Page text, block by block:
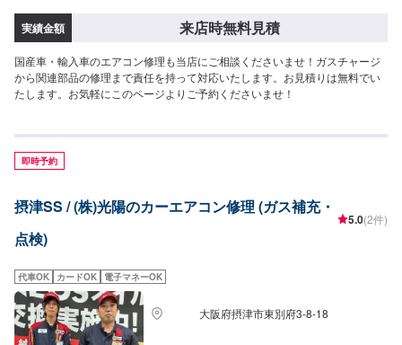
実績金額 来店時無料見積
国産車・輸入車のエアコン修理も当店にご相談くださいませ！ガスチャージ
から関連部品の修理まで責任を持って対応いたします。お見積りは無料でい
たします。お気軽にこのページよりご予約くださいませ！
即時予約
摂津SS / (株)光陽のカーエアコン修理 (ガス補充・
点検)
5.0(2件)
代車OK カードOK 電子マネーOK
大阪府摂津市東別府3-8-18